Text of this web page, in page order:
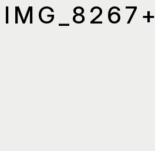
IMG_8267+